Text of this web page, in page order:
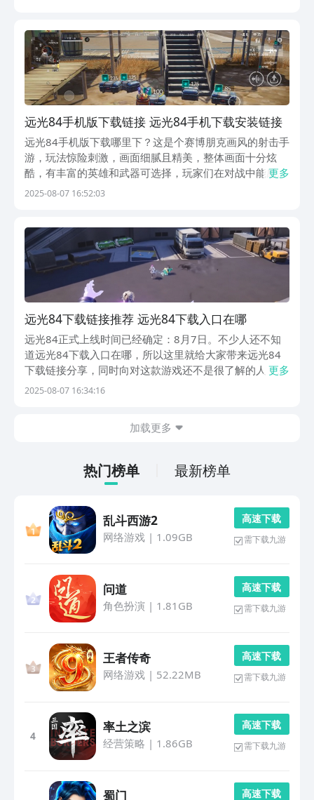
远光84手机版下载链接 远光84手机下载安装链接
远光84手机版下载哪里下？这是个赛博朋克画风的射击手
游，玩法惊险刺激，画面细腻且精美，整体画面十分炫
酷，有丰富的英雄和武器可选择，玩家们在对战中能感受
到纯粹的射击对抗的乐趣，比较考验大家的反应以及操作
更多
2025-08-07 16:52:03
远光84下载链接推荐 远光84下载入口在哪
远光84正式上线时间已经确定：8月7日。不少人还不知
道远光84下载入口在哪，所以这里就给大家带来远光84
下载链接分享，同时向对这款游戏还不是很了解的人，大
致介绍下它的玩法亮点，方便大家对它有一个更好的了
更多
2025-08-07 16:34:16
加载更多
热门榜单 最新榜单
乱斗西游2
网络游戏| 1.09GB
高 速 下 载
需下载九游
问道
角色扮演 | 1.81GB
高 速 下 载
需下载九游
王者传奇
网络游戏| 52.22MB
高 速 下 载
需下载九游
4
率土之滨
经营策略 | 1.86GB
高 速 下 载
需下载九游
蜀门 高 速 下 载